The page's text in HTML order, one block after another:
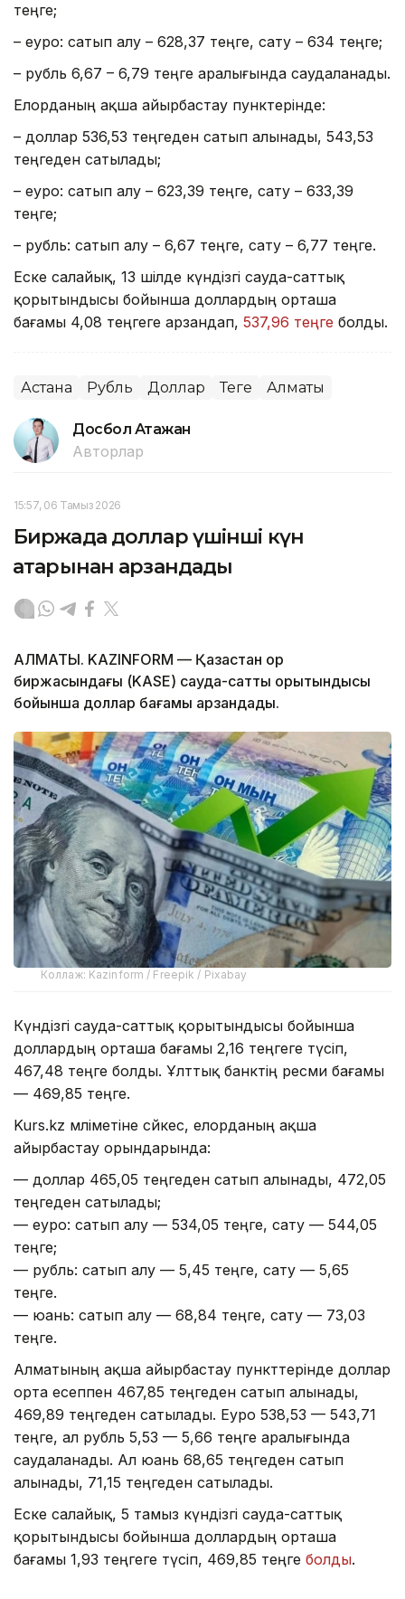
теңге;
– еуро: сатып алу – 628,37 теңге, сату – 634 теңге;
– рубль 6,67 – 6,79 теңге аралығында саудаланады.
Елорданың ақша айырбастау пунктерінде:
– доллар 536,53 теңгеден сатып алынады, 543,53
теңгеден сатылады;
– еуро: сатып алу – 623,39 теңге, сату – 633,39
теңге;
– рубль: сатып алу – 6,67 теңге, сату – 6,77 теңге.
Еске салайық, 13 шілде күндізгі сауда-саттық
қорытындысы бойынша доллардың орташа
бағамы 4,08 теңгеге арзандап, 537,96 теңге болды.
Астана Рубль Доллар Теңге Алматы
Досбол Атажан
Авторлар
15:57, 06 Тамыз 2026
Биржада доллар үшінші күн
қатарынан арзандады
АЛМАТЫ. KAZINFORM — Қазақстан қор
биржасындағы (KASE) сауда-саттық қорытындысы
бойынша доллар бағамы арзандады.
Коллаж: Kazinform / Freepik / Pixabay
Күндізгі сауда-саттық қорытындысы бойынша
доллардың орташа бағамы 2,16 теңгеге түсіп,
467,48 теңге болды. Ұлттық банктің ресми бағамы
— 469,85 теңге.
Kurs.kz мәліметіне сәйкес, елорданың ақша
айырбастау орындарында:
— доллар 465,05 теңгеден сатып алынады, 472,05
теңгеден сатылады;
— еуро: сатып алу — 534,05 теңге, сату — 544,05
теңге;
— рубль: сатып алу — 5,45 теңге, сату — 5,65
теңге.
— юань: сатып алу — 68,84 теңге, сату — 73,03
теңге.
Алматының ақша айырбастау пункттерінде доллар
орта есеппен 467,85 теңгеден сатып алынады,
469,89 теңгеден сатылады. Еуро 538,53 — 543,71
теңге, ал рубль 5,53 — 5,66 теңге аралығында
саудаланады. Ал юань 68,65 теңгеден сатып
алынады, 71,15 теңгеден сатылады.
Еске салайық, 5 тамыз күндізгі сауда-саттық
қорытындысы бойынша доллардың орташа
бағамы 1,93 теңгеге түсіп, 469,85 теңге болды.